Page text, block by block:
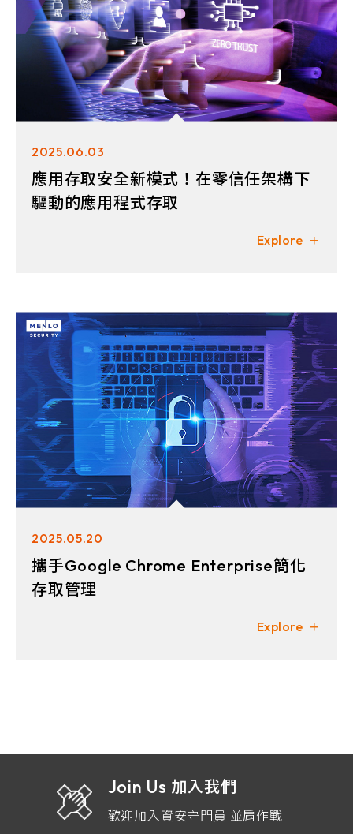
2025.06.03
應用存取安全新模式！在零信任架構下
驅動的應用程式存取
Explore
2025.05.20
攜手Google Chrome Enterprise簡化
存取管理
Explore
Join Us 加入我們
歡迎加入資安守門員 並肩作戰